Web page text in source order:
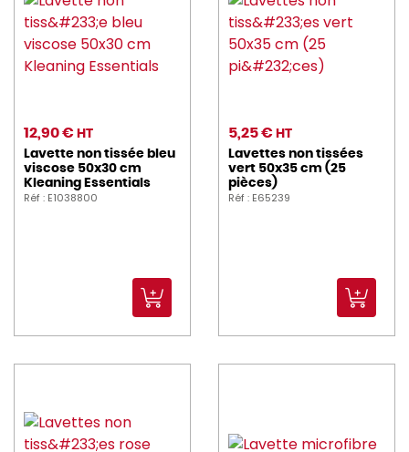
12,90 € HT
Lavette non tissée bleu
viscose 50x30 cm
Kleaning Essentials
Réf : E1038800
5,25 € HT
Lavettes non tissées
vert 50x35 cm (25
pièces)
Réf : E65239